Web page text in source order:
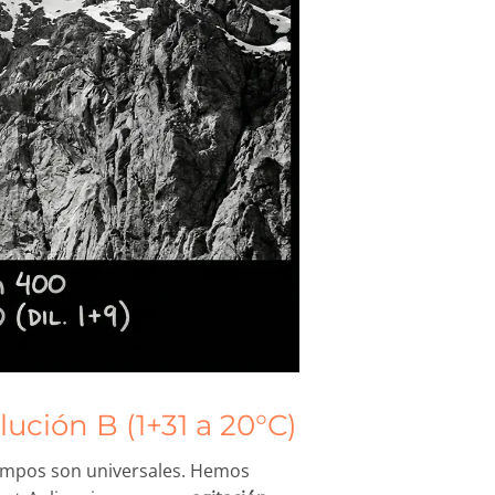
B (1+31 a 20°C)
son universales. Hemos